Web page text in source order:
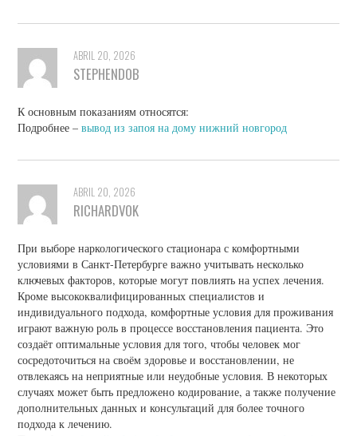
ABRIL 20, 2026
STEPHENDOB
К основным показаниям относятся:
Подробнее –вывод из запоя на дому нижний новгород
ABRIL 20, 2026
RICHARDVOK
При выборе наркологического стационара с комфортными
условиями в Санкт-Петербурге важно учитывать несколько
ключевых факторов, которые могут повлиять на успех лечения.
Кроме высококвалифицированных специалистов и
индивидуального подхода, комфортные условия для проживания
играют важную роль в процессе восстановления пациента. Это
создаёт оптимальные условия для того, чтобы человек мог
сосредоточиться на своём здоровье и восстановлении, не
отвлекаясь на неприятные или неудобные условия. В некоторых
случаях может быть предложено кодирование, а также получение
дополнительных данных и консультаций для более точного
подхода к лечению.